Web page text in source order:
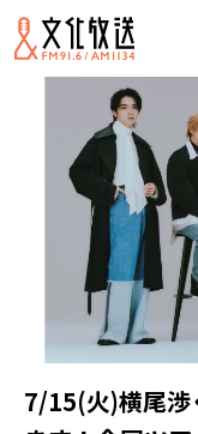
7/15(火)横尾渉